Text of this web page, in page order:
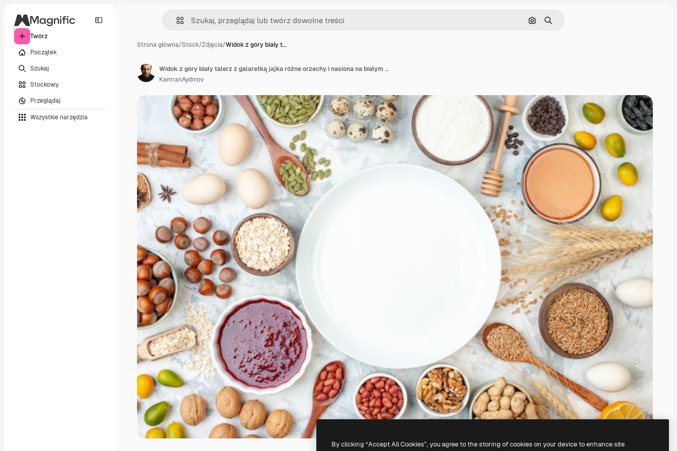
Twórz
Początek
Szukaj
Stockowy
Przeglądaj
Wszystkie narzędzia
Szukaj według obrazu
Szukaj
Strona główna/Stock/Zdjęcia/Widok z góry biały t…
Widok z góry biały talerz z galaretką jajka różne orzechy i nasiona na białym cieście cukier kolor ciastko ciastko słodkie zdjęcie orzecha
KamranAydinov
By clicking “Accept All Cookies”, you agree to the storing of cookies on your device to enhance site